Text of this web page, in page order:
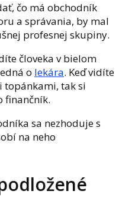
čo má obchodník
a správania, by mal
profesnej skupiny.
človeka v bielom
o lekára. Keď vidíte
topánkami, tak si
finančník.
sa nezhoduje s
na neho